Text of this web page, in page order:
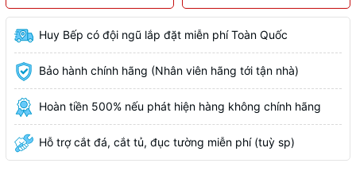
Huy Bếp có đội ngũ lắp đặt miễn phí Toàn Quốc
Bảo hành chính hãng (Nhân viên hãng tới tận nhà)
Hoàn tiền 500% nếu phát hiện hàng không chính hãng
Hỗ trợ cắt đá, cắt tủ, đục tường miễn phí (tuỳ sp)